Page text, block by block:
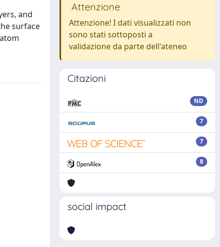
and
surface
Attenzione
Attenzione! I dati visualizzati non
sono stati sottoposti a
validazione da parte dell'ateneo
Citazioni
ND
7
7
8
social impact